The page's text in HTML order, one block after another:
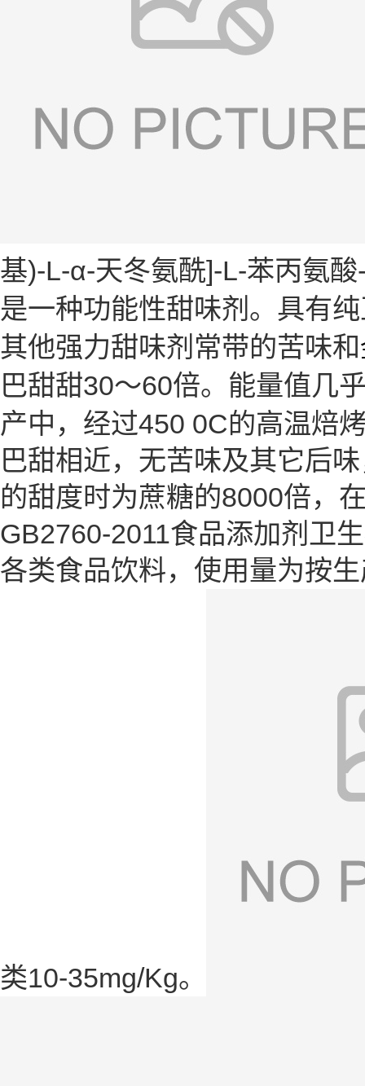
基)-L-α-天冬氨酰]-L-苯丙氨
是一种功能性甜味剂。具有
其他强力甜味剂常带的苦味和
巴甜甜30～60倍。能量值几
产中，经过450 0C的高温焙
巴甜相近，无苦味及其它后
的甜度时为蔗糖的8000倍，
GB2760-2011食品添加剂卫
各类食品饮料，使用量为按
类10-35mg/Kg。